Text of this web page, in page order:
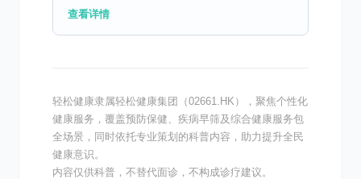
去弹性缓冲，收缩压明显升高——这是不可抗
查看详情
轻松健康隶属轻松健康集团（02661.HK），聚焦个性化
健康服务，覆盖预防保健、疾病早筛及综合健康服务包
全场景，同时依托专业策划的科普内容，助力提升全民
健康意识。
内容仅供科普，不替代面诊，不构成诊疗建议。